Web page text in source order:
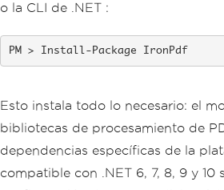
o la CLI de .NET :
Install-Package IronPdf
Esto instala todo lo necesario: el
bibliotecas de procesamiento de
dependencias específicas de la
compatible con .NET 6, 7, 8, 9 y 10